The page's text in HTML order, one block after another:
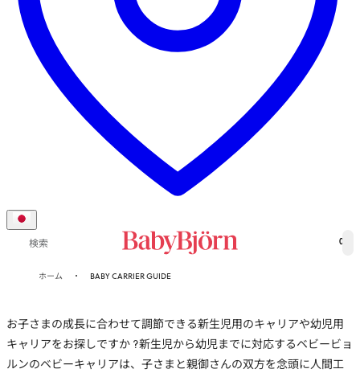
検索 0
ホーム BABY CARRIER GUIDE
お子さまの成長に合わせて調節できる新生児用のキャリアや幼児用
キャリアをお探しですか ?新生児から幼児までに対応するベビービョ
ルンのベビーキャリアは、子さまと親御さんの双方を念頭に人間工